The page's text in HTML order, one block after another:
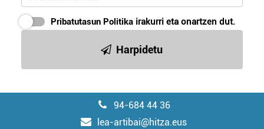
Pribatutasun Politika irakurri eta onartzen dut.
Harpidetu
94-684 44 36
lea-artibai@hitza.eus